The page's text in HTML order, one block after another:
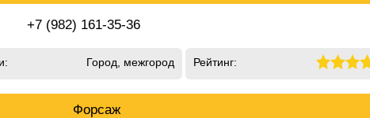
+7 (982) 161-35-36
Город, межгород Рейтинг:
Форсаж